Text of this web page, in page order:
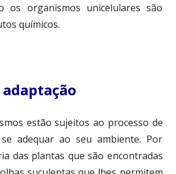
os organismos unicelulares são
químicos.
estão sujeitos ao processo de
adequar ao seu ambiente. Por
das plantas que são encontradas